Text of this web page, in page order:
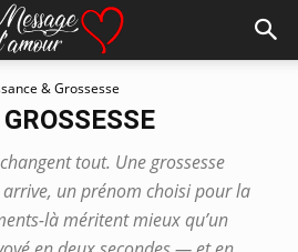
& Grossesse
tout. Une grossesse
un prénom choisi pour la
là méritent mieux qu’un